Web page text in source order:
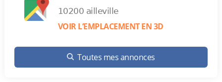
10200 ailleville
VOIR L’EMPLACEMENT EN 3D
Toutes mes annonces